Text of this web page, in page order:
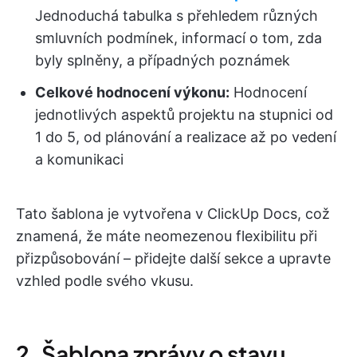
Jednoduchá tabulka s přehledem různých
smluvních podmínek, informací o tom, zda
byly splněny, a případných poznámek
Celkové hodnocení výkonu: Hodnocení
jednotlivých aspektů projektu na stupnici od
1 do 5, od plánování a realizace až po vedení
a komunikaci
Tato šablona je vytvořena v ClickUp Docs, což
znamená, že máte neomezenou flexibilitu při
přizpůsobování – přidejte další sekce a upravte
vzhled podle svého vkusu.